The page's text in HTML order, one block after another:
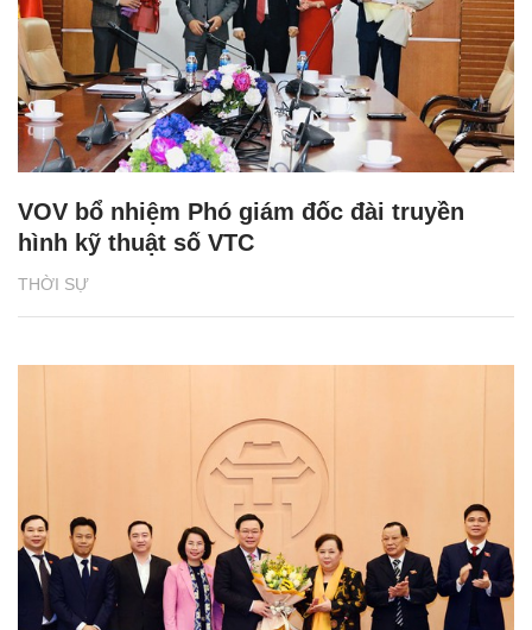
THỜI SỰ
VOV bổ nhiệm Phó giám đốc đài truyền
hình kỹ thuật số VTC